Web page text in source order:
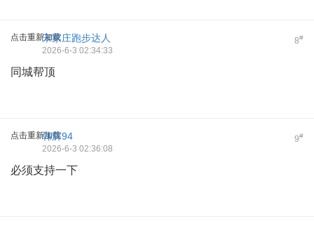
点击重新加载 8#
宋家庄跑步达人
2026-6-3 02:34:33
同城帮顶
点击重新加载 9#
韩辉94
2026-6-3 02:36:08
必须支持一下